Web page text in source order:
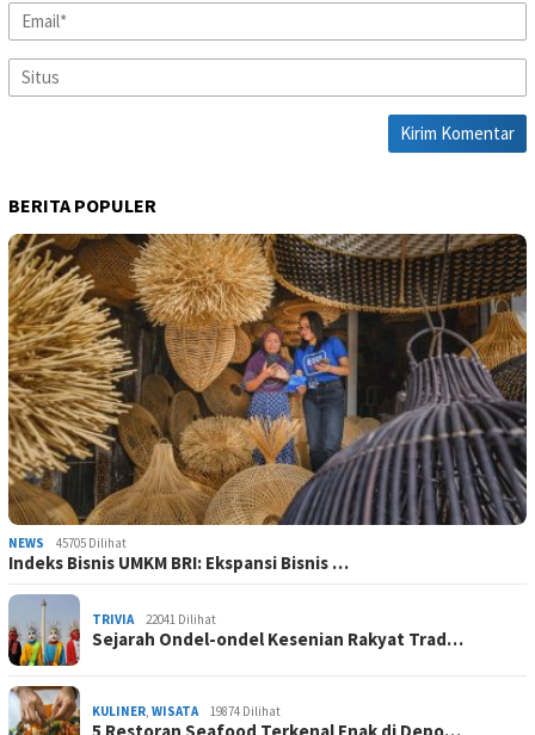
BERITA POPULER
NEWS 45705 Dilihat
Indeks Bisnis UMKM BRI: Ekspansi Bisnis …
TRIVIA 22041 Dilihat
Sejarah Ondel-ondel Kesenian Rakyat Trad…
KULINER, WISATA 19874 Dilihat